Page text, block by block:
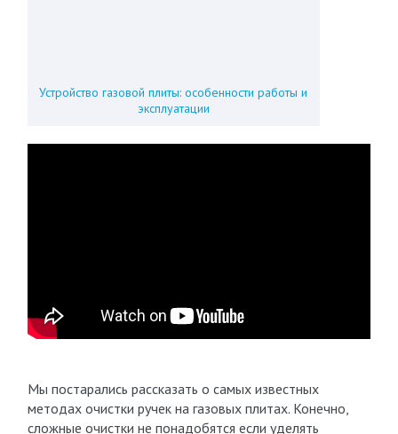
Устройство газовой плиты: особенности работы и
эксплуатации
Мы постарались рассказать о самых известных
методах очистки ручек на газовых плитах. Конечно,
сложные очистки не понадобятся если уделять